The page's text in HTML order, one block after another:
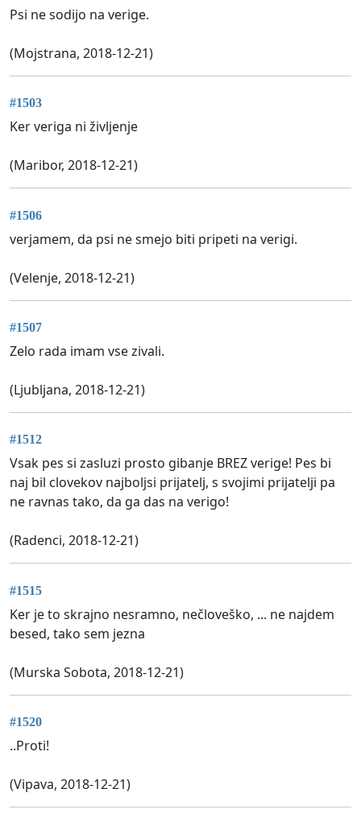
Psi ne sodijo na verige.
(Mojstrana, 2018-12-21)
#1503
Ker veriga ni življenje
(Maribor, 2018-12-21)
#1506
verjamem, da psi ne smejo biti pripeti na verigi.
(Velenje, 2018-12-21)
#1507
Zelo rada imam vse zivali.
(Ljubljana, 2018-12-21)
#1512
Vsak pes si zasluzi prosto gibanje BREZ verige! Pes bi
naj bil clovekov najboljsi prijatelj, s svojimi prijatelji pa
ne ravnas tako, da ga das na verigo!
(Radenci, 2018-12-21)
#1515
Ker je to skrajno nesramno, nečloveško, ... ne najdem
besed, tako sem jezna
(Murska Sobota, 2018-12-21)
#1520
..Proti!
(Vipava, 2018-12-21)